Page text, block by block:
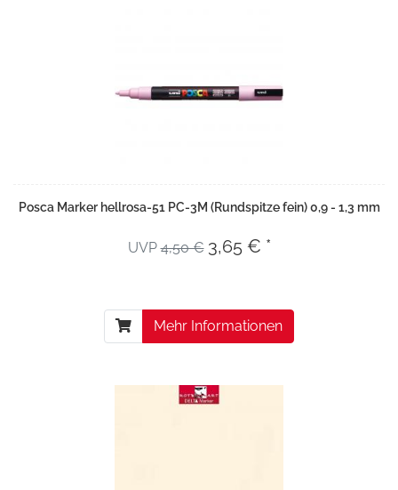
Posca Marker hellrosa-51 PC-3M (Rundspitze fein) 0,9 - 1,3 mm
UVP4,50 € 3,65 € *
Mehr Informationen